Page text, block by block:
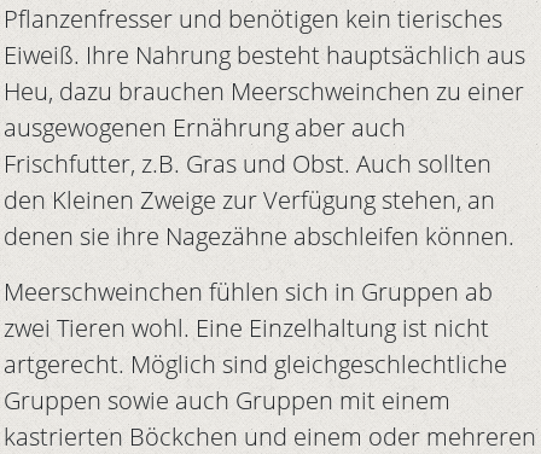
Pflanzenfresser und benötigen kein tierisches
Eiweiß. Ihre Nahrung besteht hauptsächlich aus
Heu, dazu brauchen Meerschweinchen zu einer
ausgewogenen Ernährung aber auch
Frischfutter, z.B. Gras und Obst. Auch sollten
den Kleinen Zweige zur Verfügung stehen, an
denen sie ihre Nagezähne abschleifen können.
Meerschweinchen fühlen sich in Gruppen ab
zwei Tieren wohl. Eine Einzelhaltung ist nicht
artgerecht. Möglich sind gleichgeschlechtliche
Gruppen sowie auch Gruppen mit einem
kastrierten Böckchen und einem oder mehreren